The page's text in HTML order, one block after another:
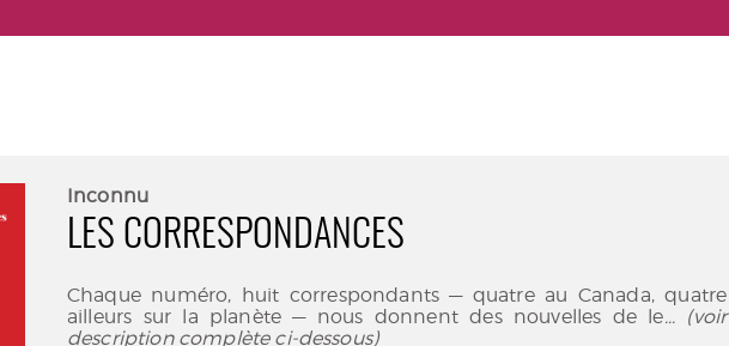
Inconnu
LES CORRESPONDANCES
Chaque numéro, huit correspondants — quatre au Canada, quatre
ailleurs sur la planète — nous donnent des nouvelles de le... (voir
description complète ci-dessous)